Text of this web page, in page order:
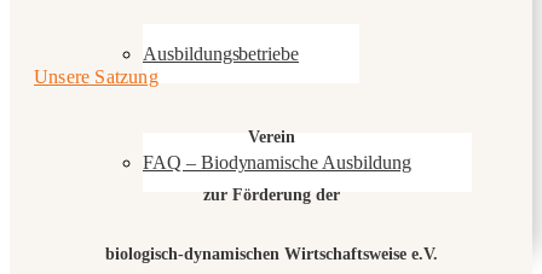
Ausbildungsbetriebe
FAQ – Biodynamische Ausbildung
Unsere Satzung
Verein
zur Förderung der
biologisch-dynamischen Wirtschaftsweise e.V.